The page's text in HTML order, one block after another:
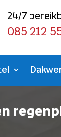
24/7
085 212